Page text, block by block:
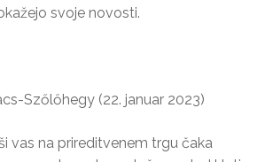
svoje novosti.
Szőlőhegy (22. januar 2023)
vas na prireditvenem trgu čaka